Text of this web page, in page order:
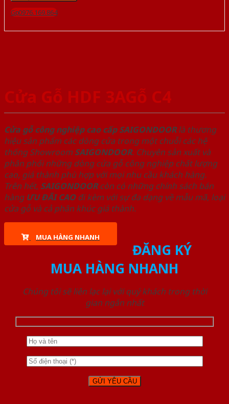
Gọi 0976.169.864
Cửa Gỗ HDF 3AGỗ C4
Cửa gỗ công nghiệp cao cấp SAIGONDOORlà thương
hiệu sản phẩm các dòng cửa trong một chuỗi các hệ
thống Showroom SAIGONDOOR. Chuyên sản xuất và
phân phối những dòng cửa gỗ công nghiệp chất lượng
cao, giá thành phù hợp với mọi nhu cầu khách hàng.
Trên hết, SAIGONDOORcòn có những chính sách bán
hàng ƯU ĐÃI CAOđi kèm với sự đa dạng về mẫu mã, loại
cửa gỗ và cả phân khúc giá thành.
MUA HÀNG NHANH
ĐĂNG KÝ
MUA HÀNG NHANH
Chúng tôi sẽ liên lạc lại với quý khách trong thời
gian ngắn nhất